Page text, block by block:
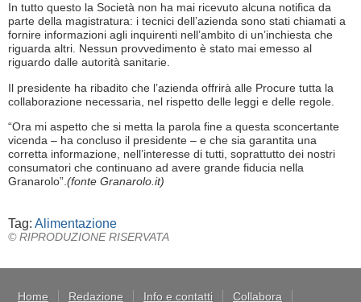
In tutto questo la Società non ha mai ricevuto alcuna notifica da
parte della magistratura: i tecnici dell’azienda sono stati chiamati a
fornire informazioni agli inquirenti nell’ambito di un’inchiesta che
riguarda altri. Nessun provvedimento è stato mai emesso al
riguardo dalle autorità sanitarie.
Il presidente ha ribadito che l’azienda offrirà alle Procure tutta la
collaborazione necessaria, nel rispetto delle leggi e delle regole.
“Ora mi aspetto che si metta la parola fine a questa sconcertante
vicenda – ha concluso il presidente – e che sia garantita una
corretta informazione, nell’interesse di tutti, soprattutto dei nostri
consumatori che continuano ad avere grande fiducia nella
Granarolo”. (fonte Granarolo.it)
Tag: Alimentazione
© RIPRODUZIONE RISERVATA
Home Redazione Info e contatti Collabora